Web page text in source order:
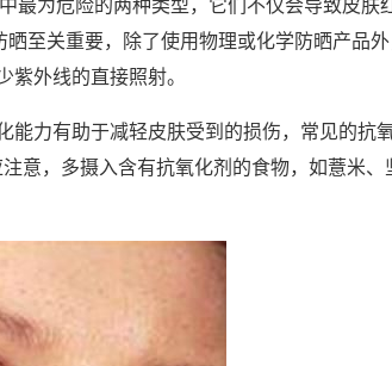
最为危险的两种类型，它们不仅会导致皮肤
至关重要，除了使用物理或化学防晒产品
外线的直接照射。
能力有助于减轻皮肤受到的损伤，常见的抗
意，多摄入含有抗氧化剂的食物，如薏米、